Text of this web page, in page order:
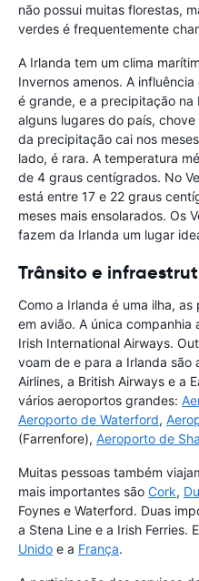
não possui muitas florestas,
verdes é frequentemente
A Irlanda tem um clima
Invernos amenos. A
é grande, e a precipitação na
alguns lugares do país,
da precipitação cai nos
lado, é rara. A temperatura
de 4 graus centígrados. No
está entre 17 e 22 graus
meses mais ensolarados. Os
fazem da Irlanda um lugar
Trânsito e
Como a Irlanda é uma ilha,
em avião. A única companhia
Irish International Airways.
voam de e para a Irlanda são
Airlines, a British Airways e a
vários aeroportos grandes:
Aeroporto de Waterford,
(Farrenfore), Aeroporto de
Muitas pessoas também
mais importantes são Cork,
Foynes e Waterford. Duas
a Stena Line e a Irish Ferries.
Unido e a França.